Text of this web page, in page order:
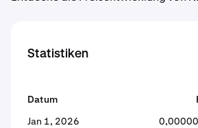
Statistiken
Datum
Jan 1, 2026